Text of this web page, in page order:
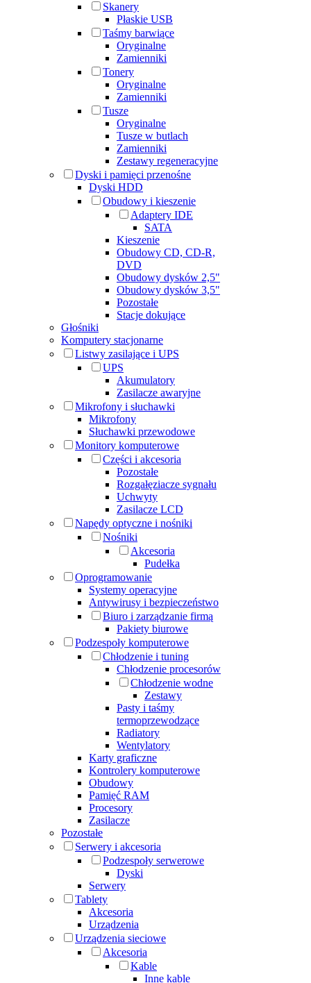
Skanery
Płaskie USB
Taśmy barwiące
Oryginalne
Zamienniki
Tonery
Oryginalne
Zamienniki
Tusze
Oryginalne
Tusze w butlach
Zamienniki
Zestawy regeneracyjne
Dyski i pamięci przenośne
Dyski HDD
Obudowy i kieszenie
Adaptery IDE
SATA
Kieszenie
Obudowy CD, CD-R,
DVD
Obudowy dysków 2,5"
Obudowy dysków 3,5"
Pozostałe
Stacje dokujące
Głośniki
Komputery stacjonarne
Listwy zasilające i UPS
UPS
Akumulatory
Zasilacze awaryjne
Mikrofony i słuchawki
Mikrofony
Słuchawki przewodowe
Monitory komputerowe
Części i akcesoria
Pozostałe
Rozgałęziacze sygnału
Uchwyty
Zasilacze LCD
Napędy optyczne i nośniki
Nośniki
Akcesoria
Pudełka
Oprogramowanie
Systemy operacyjne
Antywirusy i bezpieczeństwo
Biuro i zarządzanie firmą
Pakiety biurowe
Podzespoły komputerowe
Chłodzenie i tuning
Chłodzenie procesorów
Chłodzenie wodne
Zestawy
Pasty i taśmy
termoprzewodzące
Radiatory
Wentylatory
Karty graficzne
Kontrolery komputerowe
Obudowy
Pamięć RAM
Procesory
Zasilacze
Pozostałe
Serwery i akcesoria
Podzespoły serwerowe
Dyski
Serwery
Tablety
Akcesoria
Urządzenia
Urządzenia sieciowe
Akcesoria
Kable
Inne kable